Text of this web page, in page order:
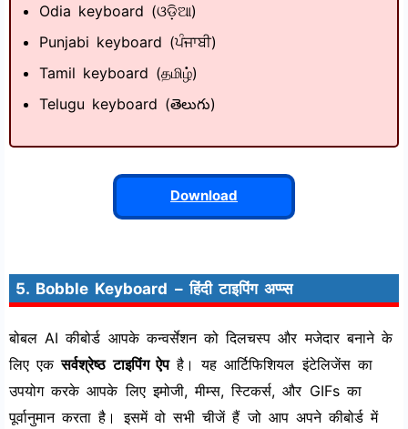
Odia keyboard (ଓଡ଼ିଆ)
Punjabi keyboard (ਪੰਜਾਬੀ)
Tamil keyboard (தமிழ்)
Telugu keyboard (తెలుగు)
Download
5. Bobble Keyboard – हिंदी टाइपिंग अप्प्स
बोबल AI कीबोर्ड आपके कन्वर्सेशन को दिलचस्प और मजेदार बनाने के
लिए एकसर्वश्रेष्ठ टाइपिंग ऐपहै। यह आर्टिफिशियल इंटेलिजेंस का
उपयोग करके आपके लिए इमोजी, मीम्स, स्टिकर्स, और GIFs का
पूर्वानुमान करता है। इसमें वो सभी चीजें हैं जो आप अपने कीबोर्ड में